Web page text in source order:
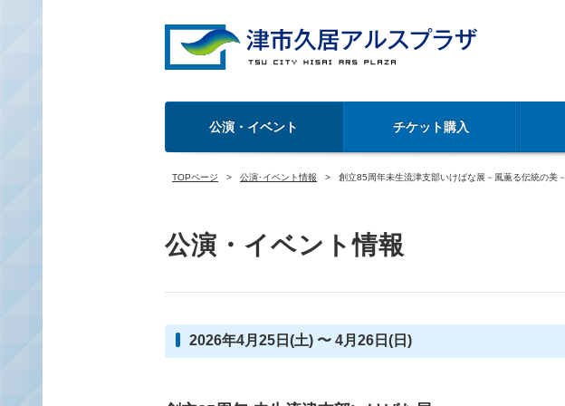
公演・イベント チケット購入
TOPページ 公演･イベント情報 創立85周年未生流津支部いけばな展－風薫る伝統の美－
公演・イベント情報
2026年4月25日(土) 〜 4月26日(日)